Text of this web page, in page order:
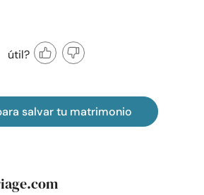
útil?
salvar tu matrimonio